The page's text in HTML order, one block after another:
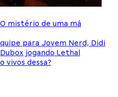
mistério de uma má
para Jovem Nerd, Didi
jogando Lethal
vivos dessa?